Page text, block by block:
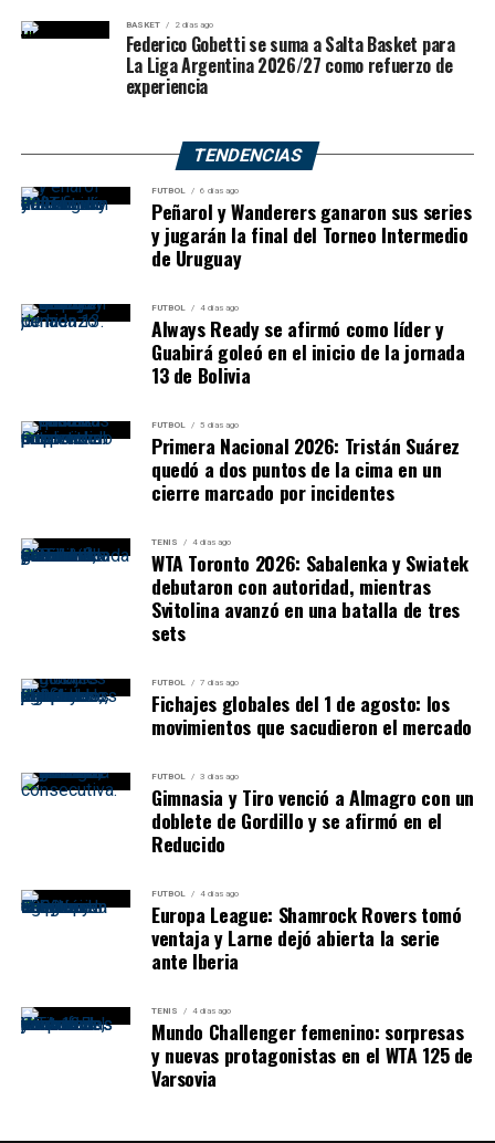
BASKET 2 días ago
Federico Gobetti se suma a Salta Basket para
La Liga Argentina 2026/27 como refuerzo de
experiencia
TENDENCIAS
FUTBOL 6 días ago
Peñarol y Wanderers ganaron sus series
y jugarán la final del Torneo Intermedio
de Uruguay
FUTBOL 4 días ago
Always Ready se afirmó como líder y
Guabirá goleó en el inicio de la jornada
13 de Bolivia
FUTBOL 5 días ago
Primera Nacional 2026: Tristán Suárez
quedó a dos puntos de la cima en un
cierre marcado por incidentes
TENIS 4 días ago
WTA Toronto 2026: Sabalenka y Swiatek
debutaron con autoridad, mientras
Svitolina avanzó en una batalla de tres
sets
FUTBOL 7 días ago
Fichajes globales del 1 de agosto: los
movimientos que sacudieron el mercado
FUTBOL 3 días ago
Gimnasia y Tiro venció a Almagro con un
doblete de Gordillo y se afirmó en el
Reducido
FUTBOL 4 días ago
Europa League: Shamrock Rovers tomó
ventaja y Larne dejó abierta la serie
ante Iberia
TENIS 4 días ago
Mundo Challenger femenino: sorpresas
y nuevas protagonistas en el WTA 125 de
Varsovia